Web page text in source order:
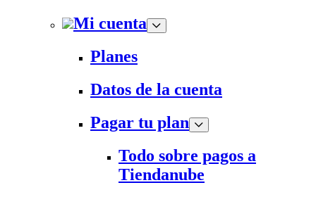
Mi cuenta
Planes
Datos de la cuenta
Pagar tu plan
Todo sobre pagos a
Tiendanube